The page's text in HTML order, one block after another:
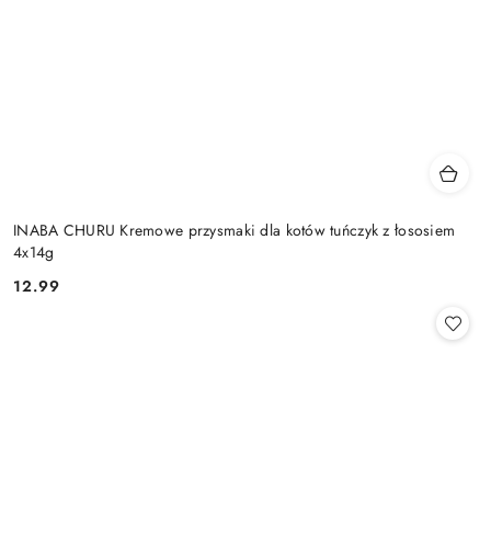
INABA CHURU Kremowe przysmaki dla kotów tuńczyk z łososiem
4x14g
Cena:
12.99